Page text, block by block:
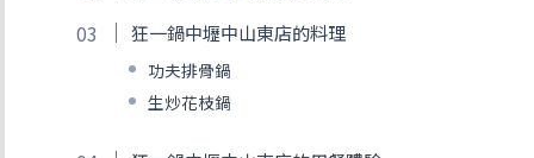
狂一鍋中壢中山東店的料理
功夫排骨鍋
生炒花枝鍋